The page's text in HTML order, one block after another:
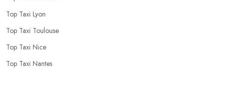
Top Taxi Lyon
Top Taxi Toulouse
Top Taxi Nice
Top Taxi Nantes